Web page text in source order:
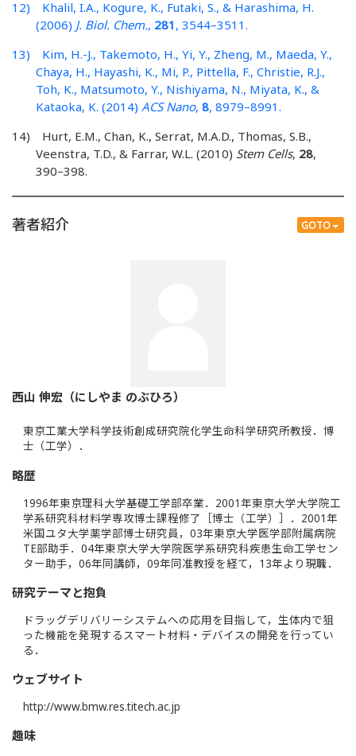
12) Khalil, I.A., Kogure, K., Futaki, S., & Harashima, H.
(2006) J. Biol. Chem., 281 , 3544–3511.
13) Kim, H.-J., Takemoto, H., Yi, Y., Zheng, M., Maeda, Y.,
Chaya, H., Hayashi, K., Mi, P., Pittella, F., Christie, R.J.,
Toh, K., Matsumoto, Y., Nishiyama, N., Miyata, K., &
Kataoka, K. (2014) ACS Nano, 8, 8979–8991.
14) Hurt, E.M., Chan, K., Serrat, M.A.D., Thomas, S.B.,
Veenstra, T.D., & Farrar, W.L. (2010) Stem Cells, 28,
390–398.
GOTO
著者紹介
西山 伸宏（にしやま のぶひろ）
東京工業大学科学技術創成研究院化学生命科学研究所教授．博
士（工学）．
略歴
1996年東京理科大学基礎工学部卒業．2001年東京大学大学院工
学系研究科材料学専攻博士課程修了［博士（工学）］．2001年
米国ユタ大学薬学部博士研究員，03年東京大学医学部附属病院
TE部助手．04年東京大学大学院医学系研究科疾患生命工学セン
ター助手，06年同講師，09年同准教授を経て，13年より現職．
研究テーマと抱負
ドラッグデリバリーシステムへの応用を目指して，生体内で狙
った機能を発現するスマート材料・デバイスの開発を行ってい
る．
ウェブサイト
http://www.bmw.res.titech.ac.jp
趣味